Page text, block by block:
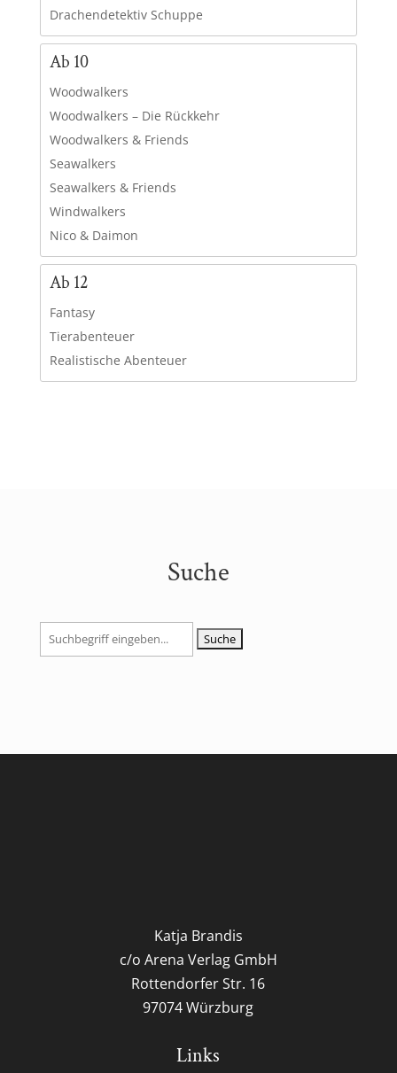
Drachendetektiv Schuppe
Ab 10
Woodwalkers
Woodwalkers – Die Rückkehr
Woodwalkers & Friends
Seawalkers
Seawalkers & Friends
Windwalkers
Nico & Daimon
Ab 12
Fantasy
Tierabenteuer
Realistische Abenteuer
Suche
Suchen
nach:
Katja Brandis
c/o Arena Verlag GmbH
Rottendorfer Str. 16
97074 Würzburg
Links